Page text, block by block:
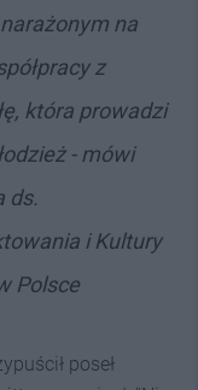
na
z
która prowadzi
- mówi
ds.
i Kultury
Polsce
poseł